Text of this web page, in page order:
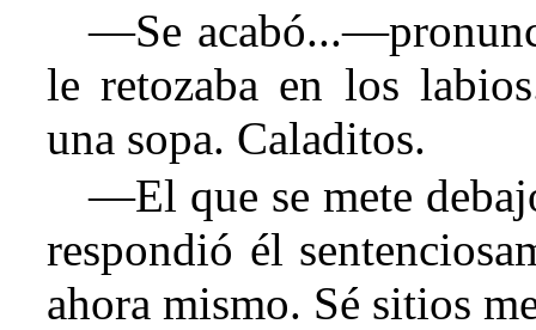
—Se
le retozaba en los
una sopa. Caladitos.
—El que se mete
respondió él
ahora mismo. Sé sitios